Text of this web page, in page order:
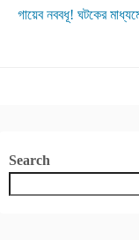
গায়েব নববধূ! ঘটকের
Search